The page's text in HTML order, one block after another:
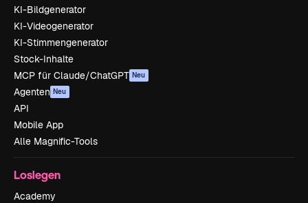
KI-Bildgenerator
KI-Videogenerator
KI-Stimmengenerator
Stock-Inhalte
MCP für Claude/ChatGPT Neu
Agenten Neu
API
Mobile App
Alle Magnific-Tools
Loslegen
Academy